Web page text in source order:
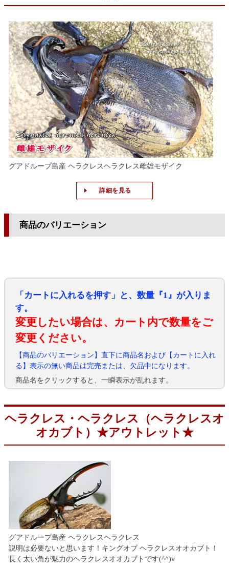
グアドループ島産 ヘラクレスヘラクレス雌雄モザイク
詳細を見る
商品のバリエーション
「カートに入れるを押す」と、数量『1』が入りま
す。
変更したい場合は、カート内で数量をご
変更ください。
【商品のバリエーション】直下に商品名および【カートに入れ
る】表示の無い商品は完売または、欠品中になります。
商品名をクリックすると、一瞬表示が乱れます。
ヘラクレス・ヘラクレス（ヘラクレスオ
オカブト）★アウトレット★
グアドループ島産 ヘラクレスヘラクレス
説明は必要ないと思います！キングオブ ヘラクレスオオカブト！
長く太い角が魅力のヘラクレスオオカブトです(^^)v